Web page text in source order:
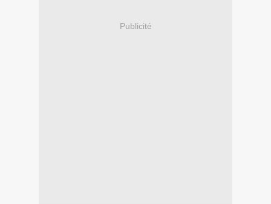
Publicité